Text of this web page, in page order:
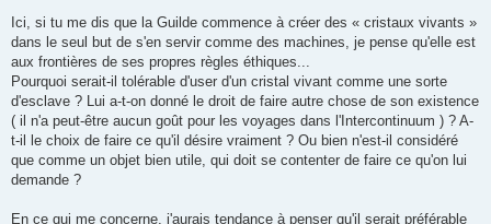
Ici, si tu me dis que la Guilde commence à créer des « cristaux vivants »
dans le seul but de s'en servir comme des machines, je pense qu'elle est
aux frontières de ses propres règles éthiques...
Pourquoi serait-il tolérable d'user d'un cristal vivant comme une sorte
d'esclave ? Lui a-t-on donné le droit de faire autre chose de son existence
( il n'a peut-être aucun goût pour les voyages dans l'Intercontinuum ) ? A-
t-il le choix de faire ce qu'il désire vraiment ? Ou bien n'est-il considéré
que comme un objet bien utile, qui doit se contenter de faire ce qu'on lui
demande ?
En ce qui me concerne, j'aurais tendance à penser qu'il serait préférable